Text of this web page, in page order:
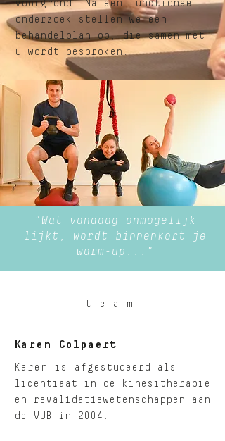
voorgrond. Na een functioneel
onderzoek stellen we een
behandelplan op, die samen met
u wordt besproken.
"Wat vandaag onmogelijk
lijkt,
wordt binnenkort je
warm-up..."
team
Karen Colpaert
Karen is a fgestudeerd als
licentiaat in de kinesitherapie
en revalidatiewetenschappen aan
de VUB in 2004.